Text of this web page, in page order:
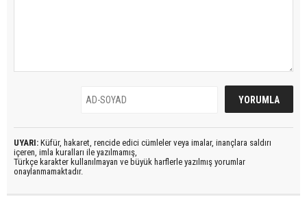
UYARI: Küfür, hakaret, rencide edici cümleler veya imalar, inançlara saldırı
içeren, imla kuralları ile yazılmamış,
Türkçe karakter kullanılmayan ve büyük harflerle yazılmış yorumlar
onaylanmamaktadır.